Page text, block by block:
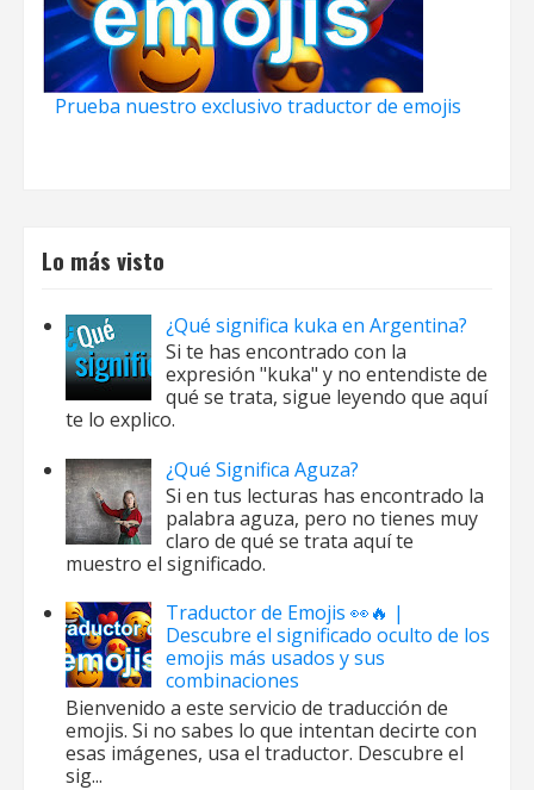
Prueba nuestro exclusivo traductor de emojis
Lo más visto
¿Qué significa kuka en Argentina?
Si te has encontrado con la
expresión "kuka" y no entendiste de
qué se trata, sigue leyendo que aquí
te lo explico.
¿Qué Significa Aguza?
Si en tus lecturas has encontrado la
palabra aguza, pero no tienes muy
claro de qué se trata aquí te
muestro el significado.
Traductor de Emojis 👀🔥 |
Descubre el significado oculto de los
emojis más usados y sus
combinaciones
Bienvenido a este servicio de traducción de
emojis. Si no sabes lo que intentan decirte con
esas imágenes, usa el traductor. Descubre el
sig...